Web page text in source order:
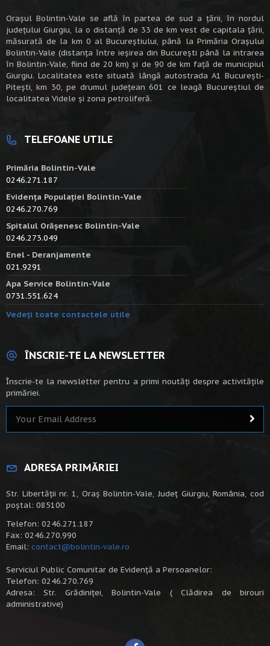
Oraşul Bolintin-Vale se află în partea de sud a ţării, în nordul
judeţului Giurgiu, la o distanţă de 33 de km vest de capitala țării,
măsurată de la km 0 al Bucureștiului, până la Primăria Orașului
Bolintin-Vale (distanța între ieșirea din București până la intrarea
în Bolintin-Vale, fiind de 20 km) şi de 90 de km faţă de municipiul
Giurgiu. Localitatea este situată lângă autostrada A1 Bucureşti-
Piteşti, km 30, pe drumul judeţean 601 ce leagă Bucureştiul de
localitatea Videle şi zona petroliferă.
TELEFOANE UTILE
Primăria Bolintin-Vale
0246.271.187
Evidența Populației Bolintin-Vale
0246.270.769
Spitalul Orășenesc Bolintin-Vale
0246.273.049
Enel - Deranjamente
021.9291
Apa Service Bolintin-Vale
0731.551.624
Vedeți toate contactele utile
ÎNSCRIE-TE LA NEWSLETTER
Înscrie-te la newsletter pentru a primi noutăți despre activitățile
primăriei.
ADRESA PRIMĂRIEI
Str. Libertății nr. 1, Oraș Bolintin-Vale, Județ Giurgiu, România, cod
poștal: 085100
Telefon: 0246.271.187
Fax: 0246.270.990
Email: contact@bolintin-vale.ro
Serviciul Public Comunitar de Evidență a Persoanelor:
Telefon: 0246.270.769
Adresa: Str. Grădiniței, Bolintin-Vale ( Clădirea de birouri
administrative)